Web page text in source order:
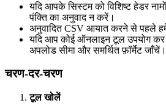
यदि आपके सिस्टम को विशिष्ट हेडर
पंक्ति का अनुवाद न करें।
अनुवादित CSV आयात करने से पहले
यदि आप कोई ऑनलाइन टूल उपयोग कर
अपलोड सीमा और समर्थित फ़ॉर्मेट जाँचें।
चरण-दर-चरण
टूल खोलें